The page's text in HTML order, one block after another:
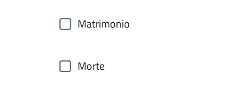
Matrimonio
Morte